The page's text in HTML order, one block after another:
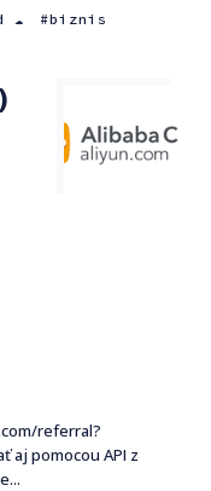
☁️ biznis
referral?
aj pomocou API z